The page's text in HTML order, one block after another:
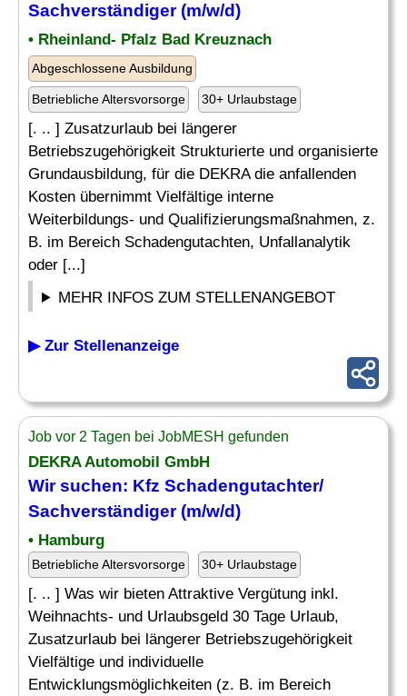
Sachverständiger (m/w/d)
• Rheinland- Pfalz Bad Kreuznach
Abgeschlossene Ausbildung
Betriebliche Altersvorsorge 30+ Urlaubstage
[. .. ] Zusatzurlaub bei längerer
Betriebszugehörigkeit Strukturierte und organisierte
Grundausbildung, für die DEKRA die anfallenden
Kosten übernimmt Vielfältige interne
Weiterbildungs- und Qualifizierungsmaßnahmen, z.
B. im Bereich Schadengutachten, Unfallanalytik
oder [...]
MEHR INFOS ZUM STELLENANGEBOT
▶ Zur Stellenanzeige
Job vor 2 Tagen bei JobMESH gefunden
DEKRA Automobil GmbH
Wir suchen: Kfz Schadengutachter/
Sachverständiger (m/w/d)
• Hamburg
Betriebliche Altersvorsorge 30+ Urlaubstage
[. .. ] Was wir bieten Attraktive Vergütung inkl.
Weihnachts- und Urlaubsgeld 30 Tage Urlaub,
Zusatzurlaub bei längerer Betriebszugehörigkeit
Vielfältige und individuelle
Entwicklungsmöglichkeiten (z. B. im Bereich